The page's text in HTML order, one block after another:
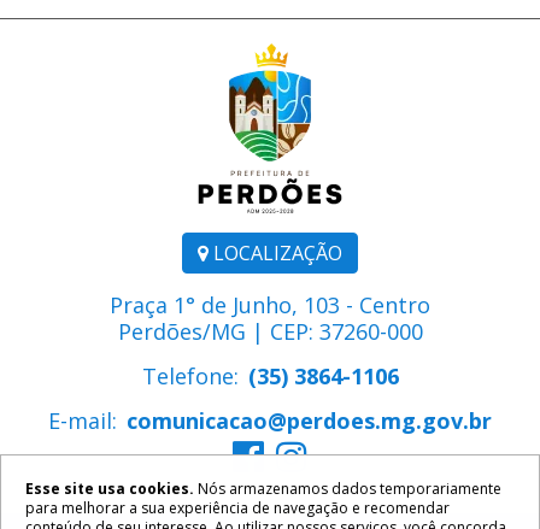
LOCALIZAÇÃO
Praça 1° de Junho, 103 - Centro
Perdões/MG | CEP: 37260-000
Telefone: (35) 3864-1106
E-mail: comunicacao@perdoes.mg.gov.br
Esse site usa cookies. Nós armazenamos dados temporariamente
para melhorar a sua experiência de navegação e recomendar